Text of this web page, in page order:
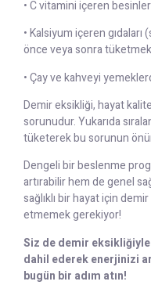
• C vitamini içeren
• Kalsiyum içeren
önce veya sonra
• Çay ve kahveyi
Demir eksikliği, hayat
sorunudur. Yukarıda
tüketerek bu sorunun
Dengeli bir beslenme
artırabilir hem de genel
sağlıklı bir hayat için
etmemek gerekiyor!
Siz de demir eksikliğiyle
dahil ederek enerjinizi
bugün bir adım atın!